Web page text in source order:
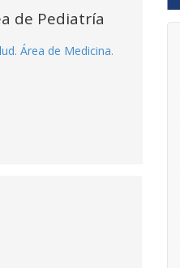
de Pediatría
Área de Medicina.